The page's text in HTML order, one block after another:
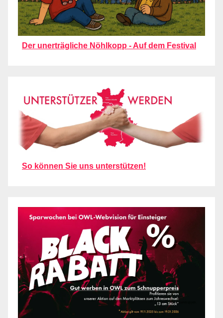
Der unerträgliche Nöhlkopp - Auf dem Festival
So können Sie uns unterstützen!